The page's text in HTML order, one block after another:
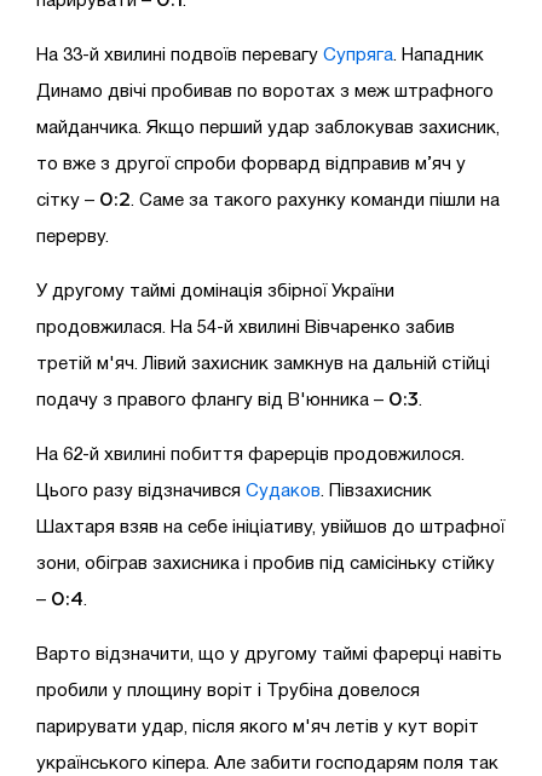
На 33-й хвилині подвоїв перевагу Супряга . Нападник
Динамо двічі пробивав по воротах з меж штрафного
майданчика. Якщо перший удар заблокував захисник,
то вже з другої спроби форвард відправив м’яч у
сітку – 0:2 . Саме за такого рахунку команди пішли на
перерву.
У другому таймі домінація збірної України
продовжилася. На 54-й хвилині Вівчаренко забив
третій м'яч. Лівий захисник замкнув на дальній стійці
подачу з правого флангу від В'юнника – 0:3
На 62-й хвилині побиття фарерців продовжилося.
Цього разу відзначився Судаков . Півзахисник
Шахтаря взяв на себе ініціативу, увійшов до штрафної
зони, обіграв захисника і пробив під самісіньку стійку
– 0:4
Варто відзначити, що у другому таймі фарерці навіть
пробили у площину воріт і Трубіна довелося
парирувати удар, після якого м'яч летів у кут воріт
українського кіпера. Але забити господарям поля так